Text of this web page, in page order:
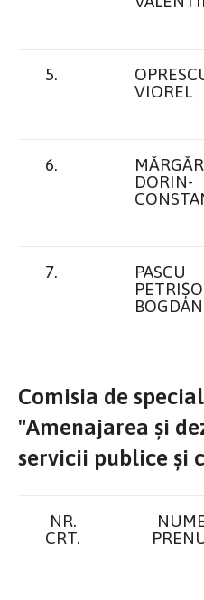
5.
VIOREL
6.
DORIN-
7.
PASCU
BOGDAN
Comisia de
"Amenajarea și
servicii publice și
NR.
CRT.